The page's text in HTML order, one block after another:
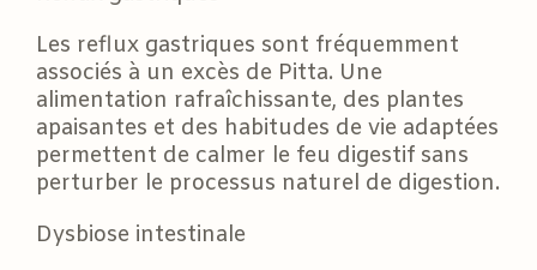
Les reflux gastriques sont fréquemment
associés à un excès de Pitta. Une
alimentation rafraîchissante, des plantes
apaisantes et des habitudes de vie adaptées
permettent de calmer le feu digestif sans
perturber le processus naturel de digestion.
Dysbiose intestinale